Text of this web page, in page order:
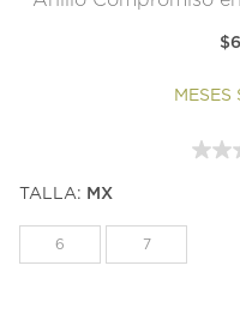
MESES
TALLA: MX
6 7